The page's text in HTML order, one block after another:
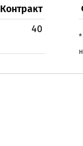
Контракт
40
*